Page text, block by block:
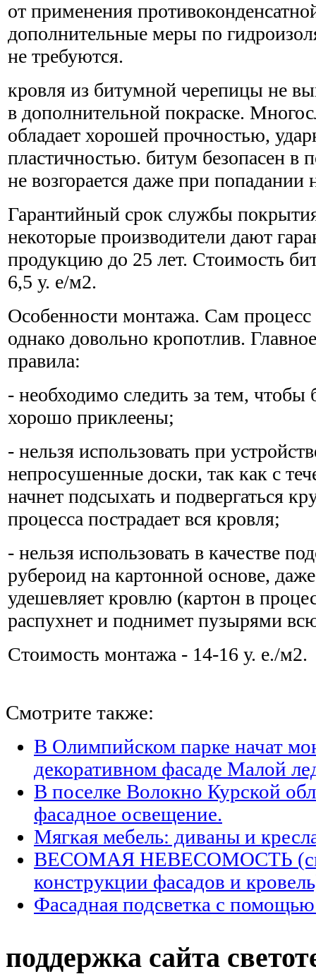
от применения
дополнительные меры по
не требуются.
кровля из битумной черепицы не
в дополнительной покраске.
обладает хорошей прочностью,
пластичностью. битум безопасен
не возгорается даже при попадании
Гарантийный срок службы
некоторые производители дают
продукцию до 25 лет. Стоимость
6,5 у. е/м2.
Особенности монтажа. Сам
однако довольно кропотлив.
правила:
- необходимо следить за тем,
хорошо приклеены;
- нельзя использовать при
непросушенные доски, так как с
начнет подсыхать и подвергаться
процесса пострадает вся кровля;
- нельзя использовать в качестве
рубероид на картонной основе,
удешевляет кровлю (картон в
распухнет и поднимет пузырями
Стоимость монтажа - 14-16 у. е./м2.
Смотрите также:
В Олимпийском парке начат
декоративном фасаде Малой
В поселке Волокно Курской
фасадное освещение.
Мягкая мебель: диваны и
ВЕСОМАЯ НЕВЕСОМОСТЬ
конструкции фасадов и
Фасадная подсветка с
поддержка сайта